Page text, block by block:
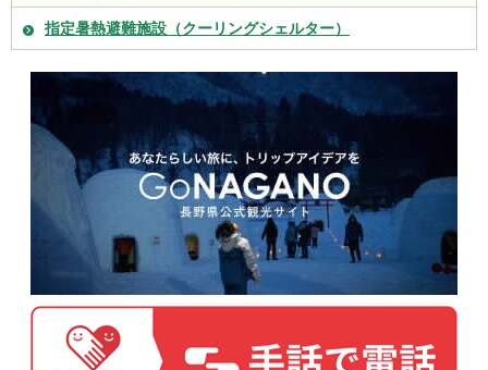
指定暑熱避難施設（クーリングシェルター）